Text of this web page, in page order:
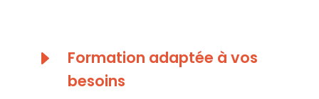
E
Formation adaptée à vos
besoins